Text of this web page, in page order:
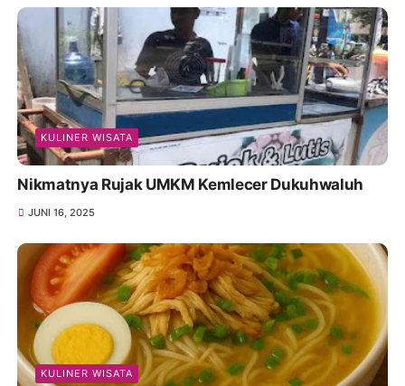
KULINER WISATA
Nikmatnya Rujak UMKM Kemlecer Dukuhwaluh
JUNI 16, 2025
KULINER WISATA